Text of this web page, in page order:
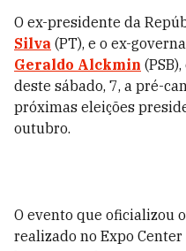
O ex-presidente da
Silva (PT), e o ex-
Geraldo Alckmin
deste sábado, 7, a pré-
próximas eleições
outubro.
O evento que oficializou
realizado no Expo Center